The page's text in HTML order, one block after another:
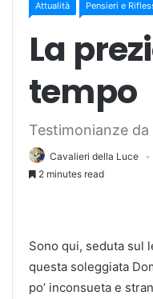
Attualità Pensieri e
La
tempo
Testimonianze
Cavalieri della Luce
2 minutes read
Sono qui, seduta sul
questa soleggiata
po’ inconsueta e